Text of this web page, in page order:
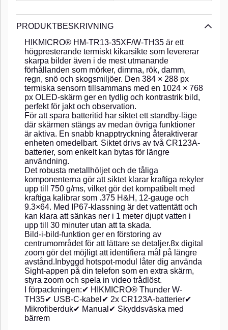
PRODUKTBESKRIVNING
HIKMICRO® HM-TR13-35XF/W-TH35 är ett
högpresterande termiskt kikarsikte som levererar
skarpa bilder även i de mest utmanande
förhållanden som mörker, dimma, rök, damm,
regn, snö och skogsmiljöer. Den 384 × 288 px
termiska sensorn tillsammans med en 1024 × 768
px OLED-skärm ger en tydlig och kontrastrik bild,
perfekt för jakt och observation.
För att spara batteritid har siktet ett standby-läge
där skärmen stängs av medan övriga funktioner
är aktiva. En snabb knapptryckning återaktiverar
enheten omedelbart. Siktet drivs av två CR123A-
batterier, som enkelt kan bytas för längre
användning.
Det robusta metallhöljet och de tåliga
komponenterna gör att siktet klarar kraftiga rekyler
upp till 750 g/ms, vilket gör det kompatibelt med
kraftiga kalibrar som .375 H&H, 12-gauge och
9.3×64. Med IP67-klassning är det vattentätt och
kan klara att sänkas ner i 1 meter djupt vatten i
upp till 30 minuter utan att ta skada.
Bild-i-bild-funktion ger en förstoring av
centrumområdet för att lättare se detaljer.8x digital
zoom gör det möjligt att identifiera mål på längre
avstånd.Inbyggd hotspot-modul låter dig använda
Sight-appen på din telefon som en extra skärm,
styra zoom och spela in video trådlöst.
I förpackningen:✔ HIKMICRO® Thunder W-
TH35✔ USB-C-kabel✔ 2x CR123A-batterier✔
Mikrofiberduk✔ Manual✔ Skyddsväska med
bärrem